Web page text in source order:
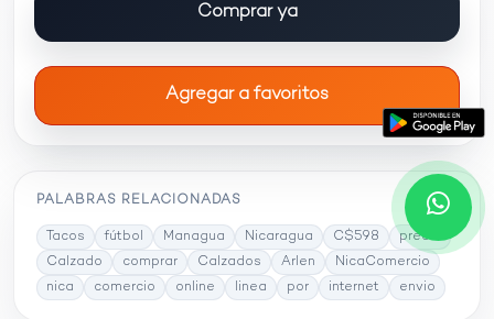
Comprar ya
Agregar a favoritos
PALABRAS RELACIONADAS
Tacos fútbol Managua Nicaragua C$598
precio
Calzado
comprar Calzados Arlen
NicaComercio
nica
comercio online linea por internet envio